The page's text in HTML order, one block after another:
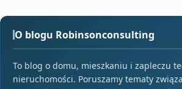
O blogu Robinsonconsulting
To blog o domu, mieszkaniu i zapleczu
nieruchomości. Poruszamy tematy